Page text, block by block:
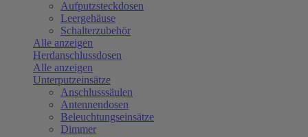
Aufputzsteckdosen
Leergehäuse
Schalterzubehör
Alle anzeigen
Herdanschlussdosen
Alle anzeigen
Unterputzeinsätze
Anschlusssäulen
Antennendosen
Beleuchtungseinsätze
Dimmer